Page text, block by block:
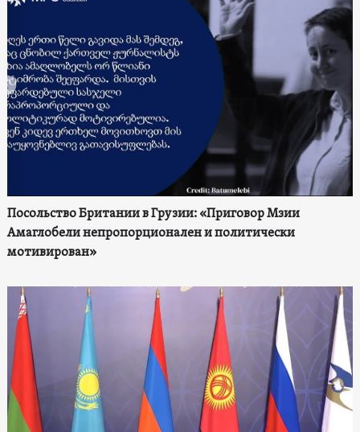
Посольство Британии в Грузии: «Приговор Мзии
Амаглобели непропорционален и политически
мотивирован»